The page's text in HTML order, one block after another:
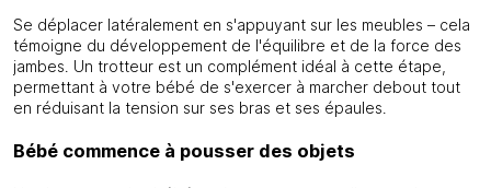
Se déplacer latéralement en s'appuyant sur les meubles – cela
témoigne du développement de l'équilibre et de la force des
jambes. Un trotteur est un complément idéal à cette étape,
permettant à votre bébé de s'exercer à marcher debout tout
en réduisant la tension sur ses bras et ses épaules.
Bébé commence à pousser des objets